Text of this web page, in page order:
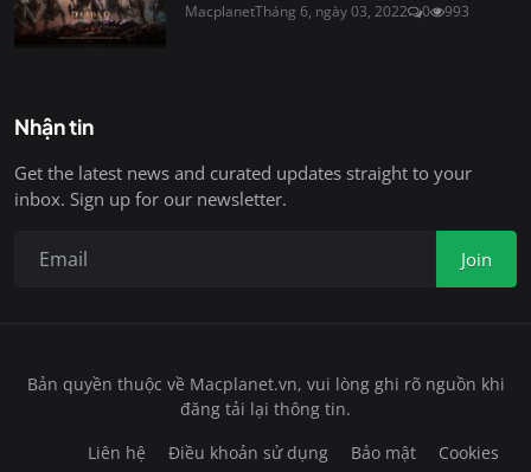
MacplanetTháng 6, ngày 03, 2022 0 993
Nhận tin
Get the latest news and curated updates straight to your
inbox. Sign up for our newsletter.
Join
Bản quyền thuộc về Macplanet.vn, vui lòng ghi rõ nguồn khi
đăng tải lại thông tin.
Liên hệ
Điều khoản sử dụng Bảo mật Cookies